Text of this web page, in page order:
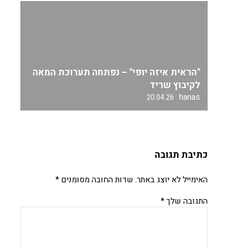
"הראית איזה יופי" – נפתחה תערוכת המאה
לקיבוץ שריד
hanas
20.04.26
כתיבת תגובה
האימייל לא יוצג באתר. שדות החובה מסומנים *
התגובה שלך*